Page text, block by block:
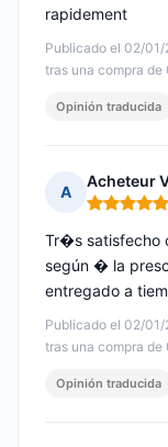
Publicado el 02/
tras una compra
rapidement
Opinión traducida
A
Acheteur
Nota: 5 de 5
Publicado el 02/
tras una compra
Tr�s satisfecho
según � la
entregado a
Opinión traducida